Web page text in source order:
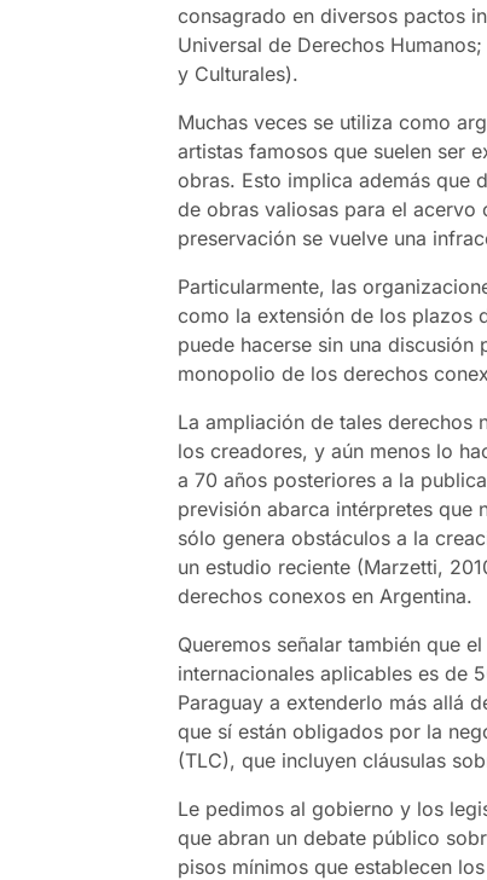
consagrado en diversos pactos
Universal de Derechos
y Culturales).
Muchas veces se utiliza como
artistas famosos que suelen ser
obras. Esto implica además que
de obras valiosas para el acervo
preservación se vuelve una
Particularmente, las
como la extensión de los plazos
puede hacerse sin una
monopolio de los derechos
La ampliación de tales derechos
los creadores, y aún menos lo
a 70 años posteriores a la
previsión abarca intérpretes que
sólo genera obstáculos a la
un estudio reciente (Marzetti,
derechos conexos en Argentina.
Queremos señalar también que
internacionales aplicables es de
Paraguay a extenderlo más allá
que sí están obligados por la
(TLC), que incluyen cláusulas
Le pedimos al gobierno y los
que abran un debate público
pisos mínimos que establecen